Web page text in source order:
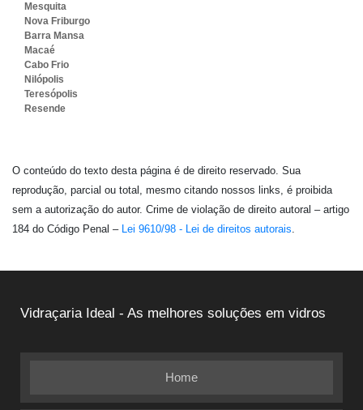
Mesquita
Nova Friburgo
Barra Mansa
Macaé
Cabo Frio
Nilópolis
Teresópolis
Resende
O conteúdo do texto desta página é de direito reservado. Sua
reprodução, parcial ou total, mesmo citando nossos links, é proibida
sem a autorização do autor. Crime de violação de direito autoral – artigo
184 do Código Penal – Lei 9610/98 - Lei de direitos autorais.
Vidraçaria Ideal - As melhores soluções em vidros
Home